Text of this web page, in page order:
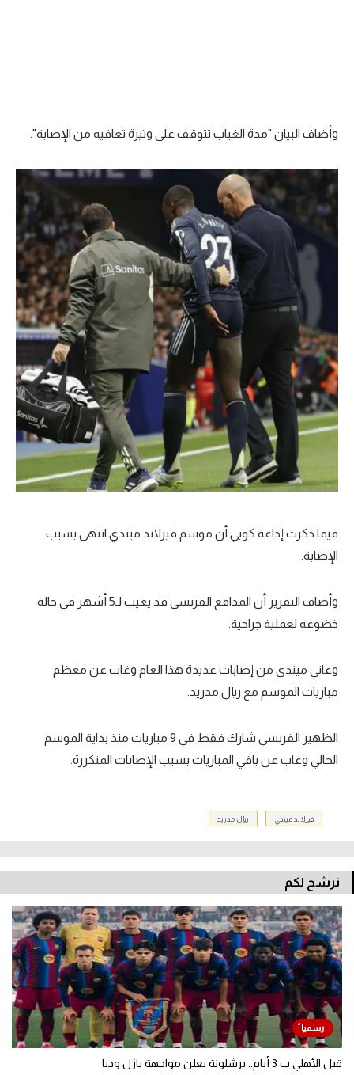
فيديو في الجول
وأضاف البيان "مدة الغياب تتوقف على وتيرة تعافيه من الإصابة".
فيما ذكرت إذاعة كوبي أن موسم فيرلاند ميندي انتهى بسبب
الإصابة.
وأضاف التقرير أن المدافع الفرنسي قد يغيب لـ5 أشهر في حالة
خضوعه لعملية جراحية.
وعاني ميندي من إصابات عديدة هذا العام وغاب عن معظم
مباريات الموسم مع ريال مدريد.
الظهير الفرنسي شارك فقط في 9 مباريات منذ بداية الموسم
الحالي وغاب عن باقي المباريات بسبب الإصابات المتكررة.
فيرلاند ميندي ريال مدريد
نرشح لكم
قبل الأهلي ب 3 أيام.. برشلونة يعلن مواجهة بازل وديا